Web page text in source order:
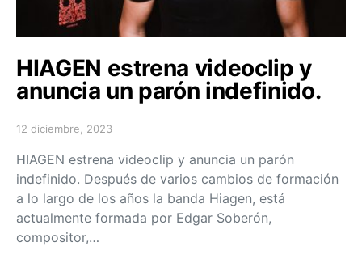
HIAGEN estrena videoclip y
anuncia un parón indefinido.
Posted on
12 diciembre, 2023
HIAGEN estrena videoclip y anuncia un parón
indefinido. Después de varios cambios de formación
a lo largo de los años la banda Hiagen, está
actualmente formada por Edgar Soberón,
compositor,…